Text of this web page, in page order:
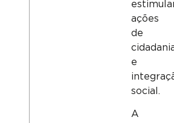
ações
de
e
social.
A